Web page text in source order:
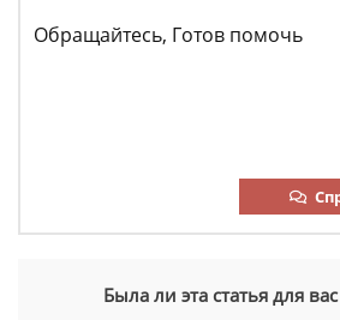
Обращайтесь, Готов помочь
Была ли эта статья для